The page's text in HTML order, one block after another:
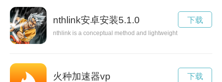
nthlink安卓安装5.1.0
nthlink is a conceptual method and lightweight utility pattern
下载
火种加速器vp 下载